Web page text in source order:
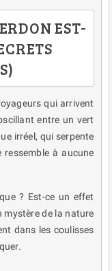
EST-
qui arrivent
entre un vert
irréel, qui serpente
à aucune
? Est-ce un effet
mystère de la nature
dans les coulisses